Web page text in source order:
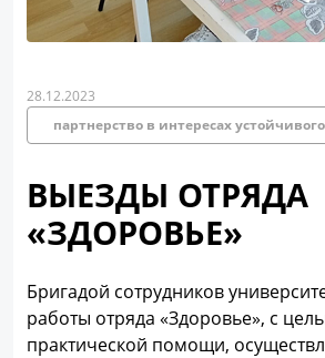
28.12.2023
партнерство в интересах
ВЫЕЗДЫ ОТРЯДА
«ЗДОРОВЬЕ»
Бригадой сотрудников
работы отряда «Здоровье», с
практической помощи,